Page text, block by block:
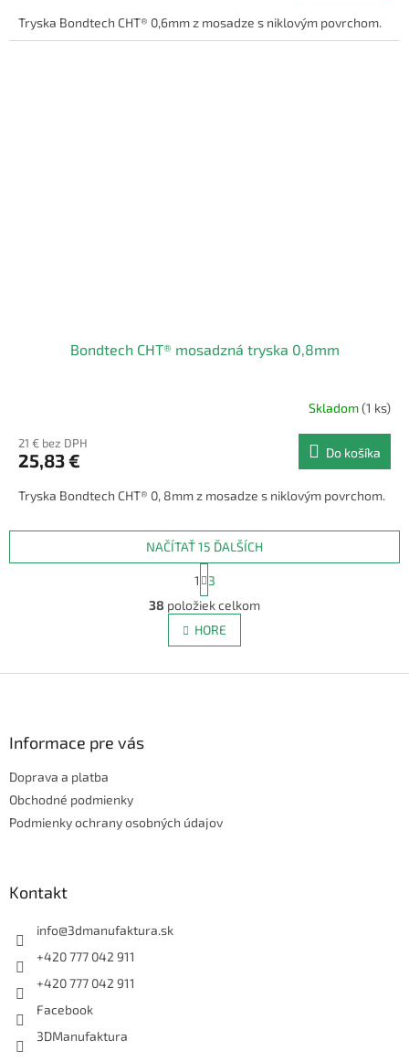
Tryska Bondtech CHT® 0,6mm z mosadze s niklovým povrchom.
Bondtech CHT® mosadzná tryska 0,8mm
Skladom(1 ks)
21 € bez DPH
25,83 € Do košíka
Tryska Bondtech CHT® 0, 8mm z mosadze s niklovým povrchom.
O
v
l
á
y
NAČÍTAŤ 15 ĎALŠÍCH
t
r
á
n
k
v
1
3
38 položiek celkom
HORE
Informace pre vás
Doprava a platba
Obchodné podmienky
Podmienky ochrany osobných údajov
Kontakt
info@3dmanufaktura.sk
+420 777 042 911
+420 777 042 911
Facebook
3DManufaktura